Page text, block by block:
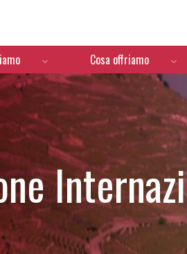
Cosa offriamo